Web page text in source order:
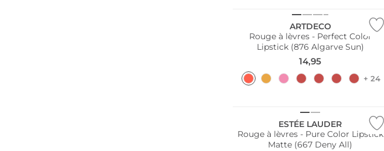
ARTDECO
Rouge à lèvres - Perfect Color
Lipstick (876 Algarve Sun)
14,95
+ 24
ESTÉE LAUDER
Rouge à lèvres - Pure Color Lipstick
Matte (667 Deny All)